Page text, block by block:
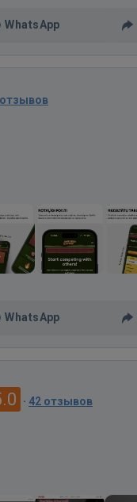
WhatsApp
WhatsApp
· 42 отзывов